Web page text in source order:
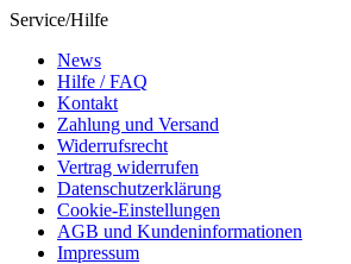
Service/Hilfe
News
Hilfe / FAQ
Kontakt
Zahlung und Versand
Widerrufsrecht
Vertrag widerrufen
Datenschutzerklärung
Cookie-Einstellungen
AGB und Kundeninformationen
Impressum